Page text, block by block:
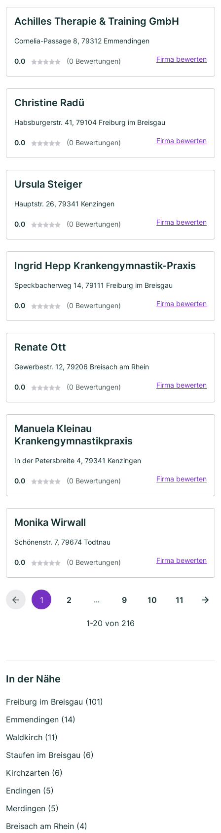
Achilles Therapie & Training GmbH
Cornelia-Passage 8, 79312 Emmendingen
0.0 (0 Bewertungen) Firma bewerten
Christine Radü
Habsburgerstr. 41, 79104 Freiburg im Breisgau
0.0 (0 Bewertungen) Firma bewerten
Ursula Steiger
Hauptstr. 26, 79341 Kenzingen
0.0 (0 Bewertungen) Firma bewerten
Ingrid Hepp Krankengymnastik-Praxis
Speckbacherweg 14, 79111 Freiburg im Breisgau
0.0 (0 Bewertungen) Firma bewerten
Renate Ott
Gewerbestr. 12, 79206 Breisach am Rhein
0.0 (0 Bewertungen) Firma bewerten
Manuela Kleinau
Krankengymnastikpraxis
In der Petersbreite 4, 79341 Kenzingen
0.0 (0 Bewertungen) Firma bewerten
Monika Wirwall
Schönenstr. 7, 79674 Todtnau
0.0 (0 Bewertungen) Firma bewerten
1 2 ... 9 10 11
1-20 von 216
In der Nähe
Freiburg im Breisgau (101)
Emmendingen (14)
Waldkirch (11)
Staufen im Breisgau (6)
Kirchzarten (6)
Endingen (5)
Merdingen (5)
Breisach am Rhein (4)